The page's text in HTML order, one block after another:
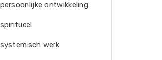
persoonlijke ontwikkeling
spiritueel
systemisch werk